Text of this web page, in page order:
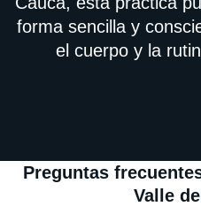
forma sencilla y
el cuerpo y la
Preguntas
Valle